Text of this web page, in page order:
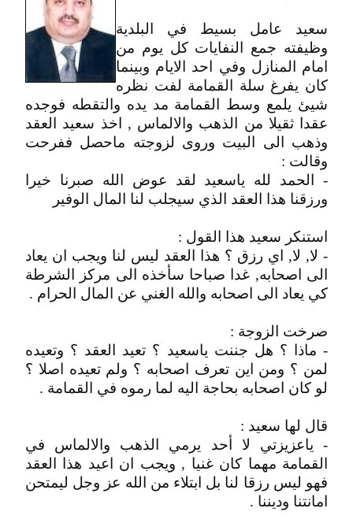
سعيد عامل بسيط في البلدية
وظيفته جمع النفايات كل يوم من
امام المنازل وفي احد الايام وبينما
كان يفرغ سلة القمامة لفت نظره
شيئ يلمع وسط القمامة مد يده والتقطه فوجده
عقدا ثقيلا من الذهب والالماس , اخذ سعيد العقد
وذهب الى البيت وروى لزوجته ماحصل ففرحت
وقالت :
- الحمد لله ياسعيد لقد عوض الله صبرنا خيرا
ورزقنا هذا العقد الذي سيجلب لنا المال الوفير
استنكر سعيد هذا القول :
- لا, لا, اي رزق ؟ هذا العقد ليس لنا ويجب ان يعاد
الى اصحابه, غدا صباحا سأخذه الى مركز الشرطة
كي يعاد الى اصحابه والله الغني عن المال الحرام .
صرخت الزوجة :
- ماذا ؟ هل جننت ياسعيد ؟ تعيد العقد ؟ وتعيده
لمن ؟ ومن اين تعرف اصحابه ؟ ولم تعيده اصلا ؟
لو كان اصحابه بحاجة اليه لما رموه في القمامة .
قال لها سعيد :
- ياعزيزتي لا أحد يرمي الذهب والالماس في
القمامة مهما كان غنيا , ويجب ان اعيد هذا العقد
فهو ليس رزقا لنا بل ابتلاء من الله عز وجل ليمتحن
امانتنا وديننا .